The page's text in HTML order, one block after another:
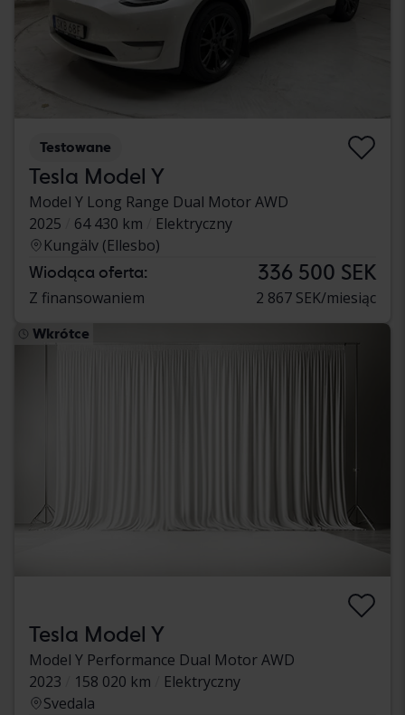
Testowane
Tesla Model Y
Model Y Long Range Dual Motor AWD
2025
64 430 km
Elektryczny
Kungälv (Ellesbo)
Wiodąca oferta: 336 500 SEK
Z finansowaniem 2 867 SEK/miesiąc
Wkrótce
Tesla Model Y
Model Y Performance Dual Motor AWD
2023
158 020 km
Elektryczny
Svedala